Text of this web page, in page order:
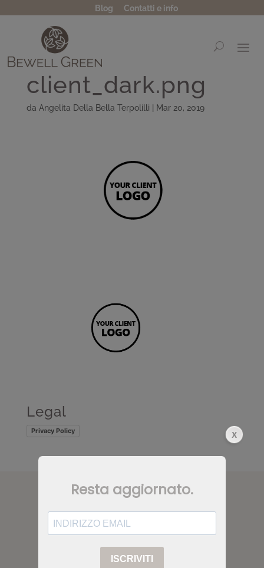
Blog Contatti e info
client_dark.png
da Angelita Della Bella Terpolilli Mar 20, 2019
Legal
Privacy Policy
CONTATTI